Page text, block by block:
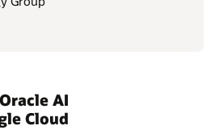
AI
Cloud